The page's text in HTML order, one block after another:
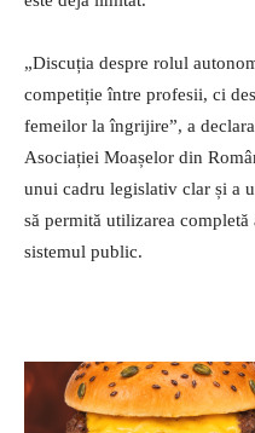
„Discuția despre rolul
competiție între profesii, ci
femeilor la îngrijire”, a
Asociației Moașelor din
unui cadru legislativ clar și a
să permită utilizarea
sistemul public.